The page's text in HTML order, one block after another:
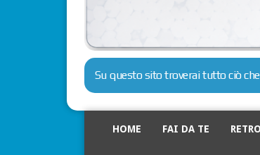
Su questo sito troverai tutto ciò
HOME FAI DA TE